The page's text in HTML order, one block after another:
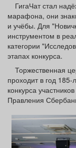
ГигаЧат стал
марафона, они
и учёбы. Для
инструментом в
категории
этапах конкурса.
Торжественная
проходит в год
конкурса
Правления